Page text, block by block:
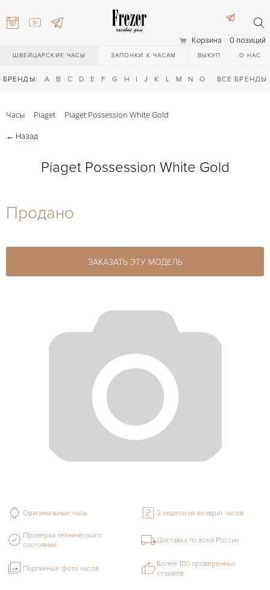
Корзина 0 позиций
ШВЕЙЦАРСКИЕ ЧАСЫ ЗАПОНКИ К ЧАСАМ ВЫКУП О НАС
БРЕНДЫ: A B C D E F G H I J K L M N O Q R S T
ВСЕ БРЕНДЫ
27-44
27-44
Часы Piaget Piaget Possession White Gold
← Назад
Piaget Possession White Gold
Продано
ЗАКАЗАТЬ ЭТУ МОДЕЛЬ
Оригинальные часы 2 недели на возврат часов
Проверка технического
состояния
Доставка по всей России
Подлинные фото часов
Более 100 проверенных
отзывов